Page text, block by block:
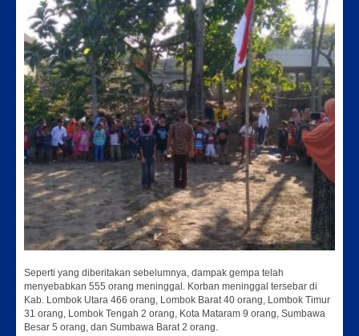
Seperti yang diberitakan sebelumnya, dampak gempa telah
menyebabkan 555 orang meninggal. Korban meninggal tersebar di
Kab. Lombok Utara 466 orang, Lombok Barat 40 orang, Lombok Timur
31 orang, Lombok Tengah 2 orang, Kota Mataram 9 orang, Sumbawa
Besar 5 orang, dan Sumbawa Barat 2 orang.